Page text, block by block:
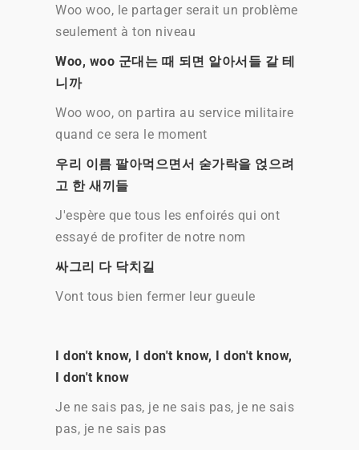
Woo woo, le partager serait un problème
seulement à ton niveau
Woo, woo 군대는 때 되면 알아서들 갈 테
니까
Woo woo, on partira au service militaire
quand ce sera le moment
우리 이름 팔아먹으면서 숟가락을 얹으려
고 한 새끼들
J'espère que tous les enfoirés qui ont
essayé de profiter de notre nom
싸그리 다 닥치길
Vont tous bien fermer leur gueule
I don't know, I don't know, I don't know,
I don't know
Je ne sais pas, je ne sais pas, je ne sais
pas, je ne sais pas